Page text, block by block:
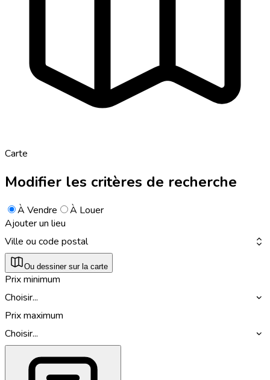
Carte
Modifier les critères de recherche
À Vendre
À Louer
Ajouter un lieu
Ville ou code postal
Ou dessiner sur la carte
Prix minimum
Choisir...
Prix maximum
Choisir...